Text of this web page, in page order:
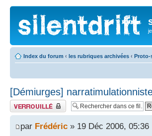
Index du forum ‹ les rubriques archivées ‹
[Démiurges]
Fil verrouillé
par Frédéric » 19 Déc 2006, 05:36